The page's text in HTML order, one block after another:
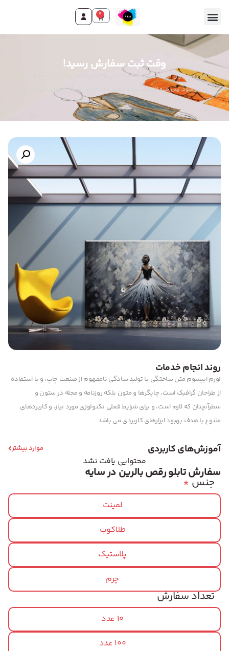
0
وقت ثبت سفارش رسید!
تابلو رقص بالرین در سایه: زن رقصنده با لباس خاکستری/سفید و گل در دست، از پشت
دیده می‌شود. پس‌زمینه انتزاعی سیاه و سفید. نماد ظرافت و درام. جلوه‌ای هنری و اثیری.
روند انجام خدمات
لورم ایپسوم متن ساختگی با تولید سادگی نامفهوم از صنعت چاپ، و با استفاده
از طراحان گرافیک است، چاپگرها و متون بلکه روزنامه و مجله در ستون و
سطرآنچنان که لازم است، و برای شرایط فعلی تکنولوژی مورد نیاز، و کاربردهای
متنوع با هدف بهبود ابزارهای کاربردی می باشد.
آموزش‌های کاربردی موارد بیشتر
محتوایی یافت نشد
سفارش تابلو رقص بالرین در سایه
* جنس
لمینت
طلاکوب
پلاستیک
چرم
تعداد سفارش
10 عدد
100 عدد